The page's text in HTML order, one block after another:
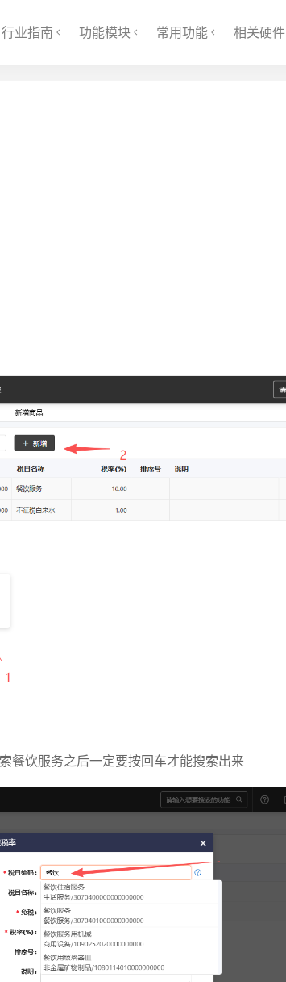
行业指南 功能模块 常用功能 相关硬件
餐饮服务之后一定要按回车才能搜索出来